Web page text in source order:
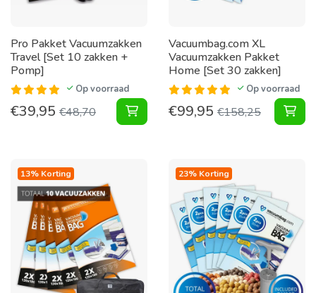
Pro Pakket Vacuumzakken
Travel [Set 10 zakken +
Pomp]
Op voorraad
€39,95 €48,70 Pakket Vacuumzakken Travel [Set
Vacuumbag.com XL
Vacuumzakken Pakket
Home [Set 30 zakken]
Op voorraad
€99,95 €158,25 XL
13% Korting 23% Korting